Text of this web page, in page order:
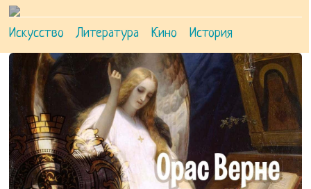
Искусство Литература Кино История